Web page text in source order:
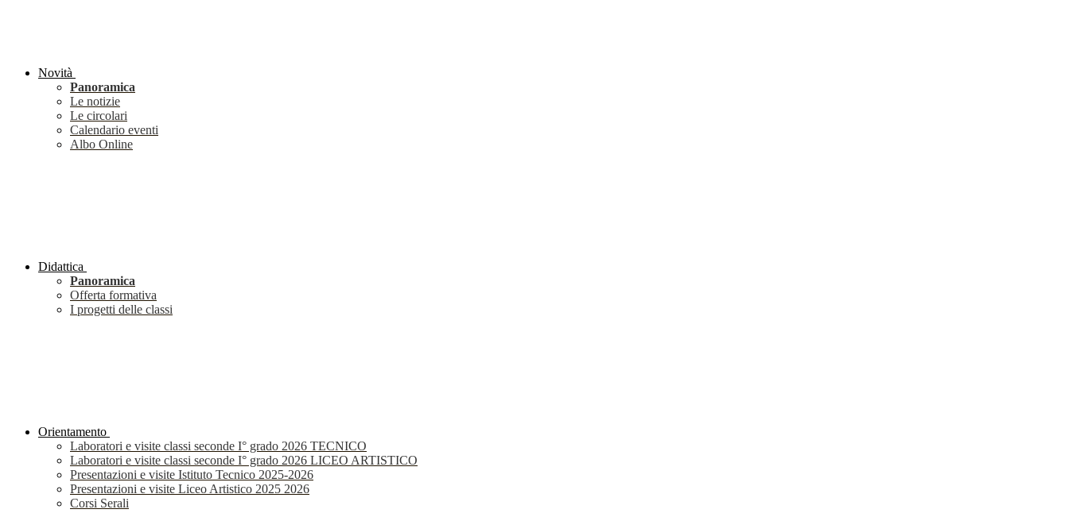
Novità
Panoramica
Le notizie
Le circolari
Calendario eventi
Albo Online
Didattica
Panoramica
Offerta formativa
I progetti delle classi
Orientamento
Laboratori e visite classi seconde I° grado 2026 TECNICO
Laboratori e visite classi seconde I° grado 2026 LICEO ARTISTICO
Presentazioni e visite Istituto Tecnico 2025-2026
Presentazioni e visite Liceo Artistico 2025 2026
Corsi Serali